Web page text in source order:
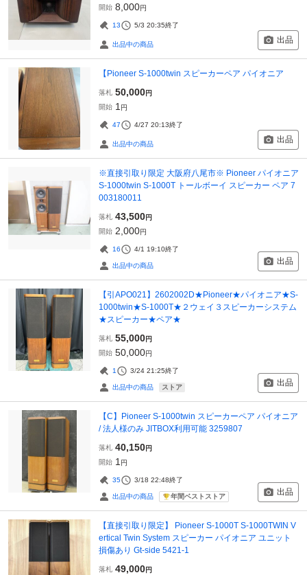
開始 8,000円
13 5/3 20:35終了
出品中の商品 出品
【Pioneer S-1000twin スピーカーペア パイオニア
落札 50,000円
開始 1 円
47 4/27 20:13終了
出品中の商品 出品
※直接引取り限定 大阪府八尾市※ Pioneer パイオニア
S-1000twin S-1000T トールボーイ スピーカー ペア 7
003180011
落札 43,500円
開始 2,000円
16 4/1 19:10終了
出品中の商品 出品
【引APO021】2602002D★Pioneer★パイオニア★S-
1000twin★S-1000T★２ウェイ３スピーカーシステム
★スピーカー★ペア★
落札 55,000円
開始 50,000円
1 3/24 21:25終了
出品中の商品 ストア 出品
【C】Pioneer S-1000twin スピーカーペア パイオニア
/ 法人様のみ JITBOX利用可能 3259807
落札 40,150円
開始 1 円
35 3/18 22:48終了
出品中の商品 年間ベストストア 出品
【直接引取り限定】 Pioneer S-1000T S-1000TWIN V
ertical Twin System スピーカー パイオニア ユニット
損傷あり Gt-side 5421-1
落札 49,000円